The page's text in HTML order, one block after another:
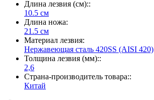
Длина лезвия (см)::
10.5 см
Длина ножа:
21.5 см
Материал лезвия:
Нержавеющая сталь 420SS (AISI 420)
Толщина лезвия (мм)::
2,6
Страна-производитель товара::
Китай